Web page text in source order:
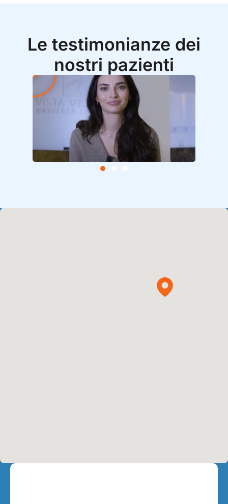
Le testimonianze dei
nostri pazienti